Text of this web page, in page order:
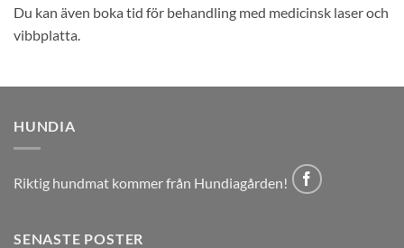
Du kan även boka tid för behandling med medicinsk laser och
vibbplatta.
HUNDIA
Riktig hundmat kommer från Hundiagården!
SENASTE POSTER